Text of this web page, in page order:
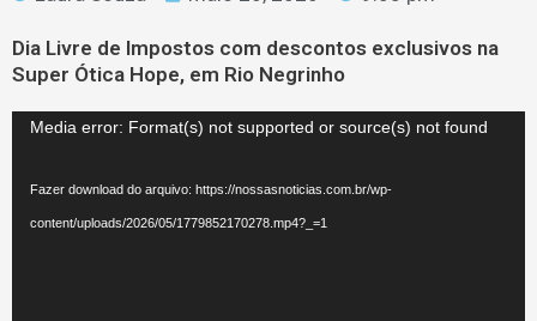
Dia Livre de Impostos com descontos exclusivos na
Super Ótica Hope, em Rio Negrinho
Tocador
vídeo
Media error: Format(s) not supported or source(s) not found
Fazer download do arquivo: https://nossasnoticias.com.br/wp-
content/uploads/2026/05/1779852170278.mp4?_=1